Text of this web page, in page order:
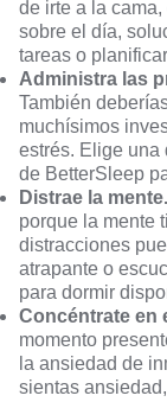
de irte a la
sobre el día,
tareas o
Administra las
También
muchísimos
estrés. Elige una
de BetterSleep
Distrae la mente.
porque la mente
distracciones
atrapante o
para dormir
Concéntrate en
momento
la ansiedad de
sientas